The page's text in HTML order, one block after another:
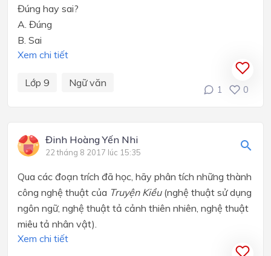
Đúng hay sai?
A. Đúng
B. Sai
Xem chi tiết
Lớp 9 Ngữ văn
1 0
Đinh Hoàng Yến Nhi
22 tháng 8 2017 lúc 15:35
Qua các đoạn trích đã học, hãy phân tích những thành
công nghệ thuật của Truyện Kiều(nghệ thuật sử dụng
ngôn ngữ, nghệ thuật tả cảnh thiên nhiên, nghệ thuật
miêu tả nhân vật).
Xem chi tiết